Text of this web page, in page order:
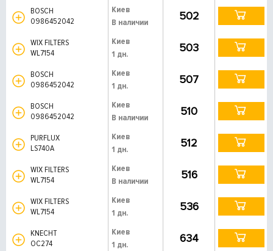
BOSCH
0986452042
Киев
В наличии
502
WIX FILTERS
WL7154
Киев
1 дн.
503
BOSCH
0986452042
Киев
1 дн.
507
BOSCH
0986452042
Киев
В наличии
510
PURFLUX
LS740A
Киев
1 дн.
512
WIX FILTERS
WL7154
Киев
В наличии
516
WIX FILTERS
WL7154
Киев
1 дн.
536
KNECHT
OC274
Киев
1 дн.
634